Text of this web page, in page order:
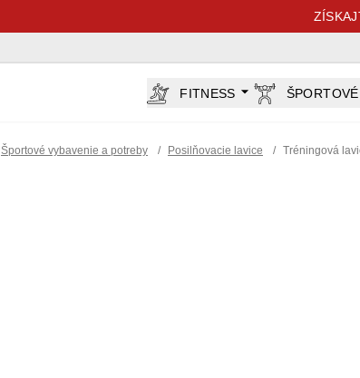
FITNESS
Športové vybavenie a potreby / Posilňovacie lavice / Tréningová